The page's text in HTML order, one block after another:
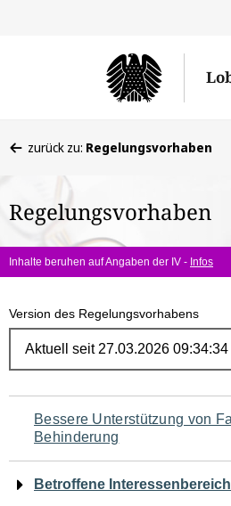
befinden
hier:
zurück zu: Regelungsvorhaben
Regelungsvorhaben
Inhalte beruhen auf Angaben der IV - Infos
Version des Regelungsvorhabens
Navigation
für
den
Bessere Unterstützung von
Behinderung
Betroffene